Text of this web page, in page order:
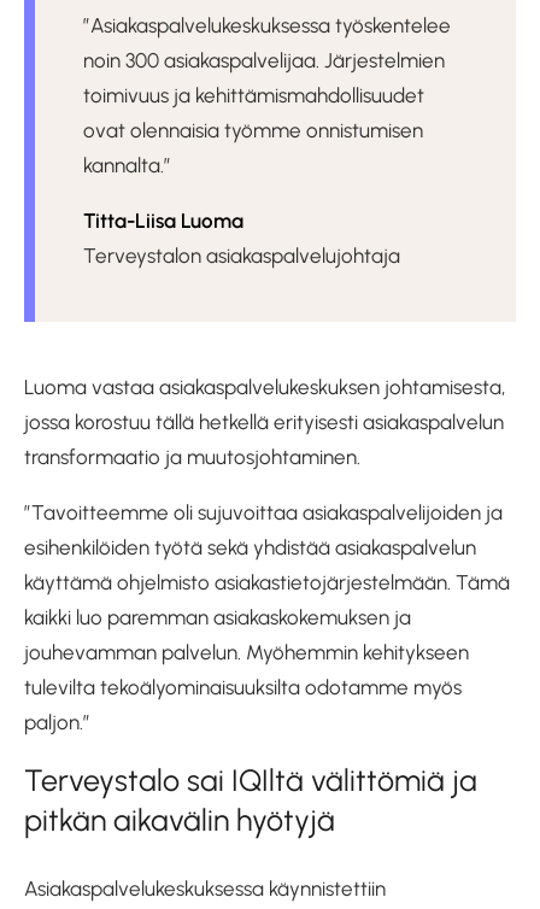
”Asiakaspalvelukeskuksessa työskentelee
noin 300 asiakaspalvelijaa. Järjestelmien
toimivuus ja kehittämismahdollisuudet
ovat olennaisia työmme onnistumisen
kannalta.”
Titta-Liisa Luoma
Terveystalon asiakaspalvelujohtaja
Luoma vastaa asiakaspalvelukeskuksen johtamisesta,
jossa korostuu tällä hetkellä erityisesti asiakaspalvelun
transformaatio ja muutosjohtaminen.
”Tavoitteemme oli sujuvoittaa asiakaspalvelijoiden ja
esihenkilöiden työtä sekä yhdistää asiakaspalvelun
käyttämä ohjelmisto asiakastietojärjestelmään. Tämä
kaikki luo paremman asiakaskokemuksen ja
jouhevamman palvelun. Myöhemmin kehitykseen
tulevilta tekoälyominaisuuksilta odotamme myös
paljon.”
Terveystalo sai IQIltä välittömiä ja
pitkän aikavälin hyötyjä
Asiakaspalvelukeskuksessa käynnistettiin